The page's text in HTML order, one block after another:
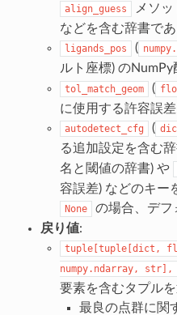
align_guess メソッ
などを含む辞書で
ligands_pos (
ルト座標) の
tol_match_geom (
に使用する許容誤差
autodetect_cfg (
る追加設定を含む辞
名と閾値の辞書) や
容誤差) などのキー
None
の場合、デフ
戻り値:
tuple[tuple[dict,
numpy.ndarray,
str],
要素を含むタプルを
最良の点群に関